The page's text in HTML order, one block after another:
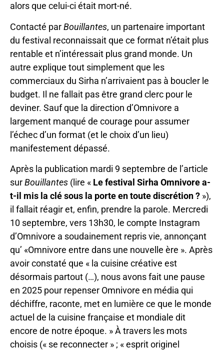
alors que celui-ci était mort-né.
Contacté parBouillantes, un partenaire important
du festival reconnaissait que ce format n’était plus
rentable et n’intéressait plus grand monde. Un
autre explique tout simplement que les
commerciaux du Sirha n’arrivaient pas à boucler le
budget. Il ne fallait pas être grand clerc pour le
deviner. Sauf que la direction d’Omnivore a
largement manqué de courage pour assumer
l’échec d’un format (et le choix d’un lieu)
manifestement dépassé.
Après la publication mardi 9 septembre de l’article
surBouillantes (lire « Le festival Sirha Omnivore a-
t-il mis la clé sous la porte en toute discrétion ? »),
il fallait réagir et, enfin, prendre la parole. Mercredi
10 septembre, vers 13h30, le compte Instagram
d’Omnivore a soudainement repris vie, annonçant
qu’ «Omnivore entre dans une nouvelle ère ». Après
avoir constaté que « la cuisine créative est
désormais partout (…), nous avons fait une pause
en 2025 pour repenser Omnivore en média qui
déchiffre, raconte, met en lumière ce que le monde
actuel de la cuisine française et mondiale dit
encore de notre époque. » À travers les mots
choisis (« se reconnecter » ; « esprit originel